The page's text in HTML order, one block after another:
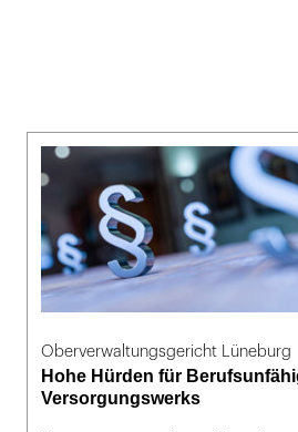
Oberverwaltungsgericht Lüneburg
Hohe Hürden für
Versorgungswerks